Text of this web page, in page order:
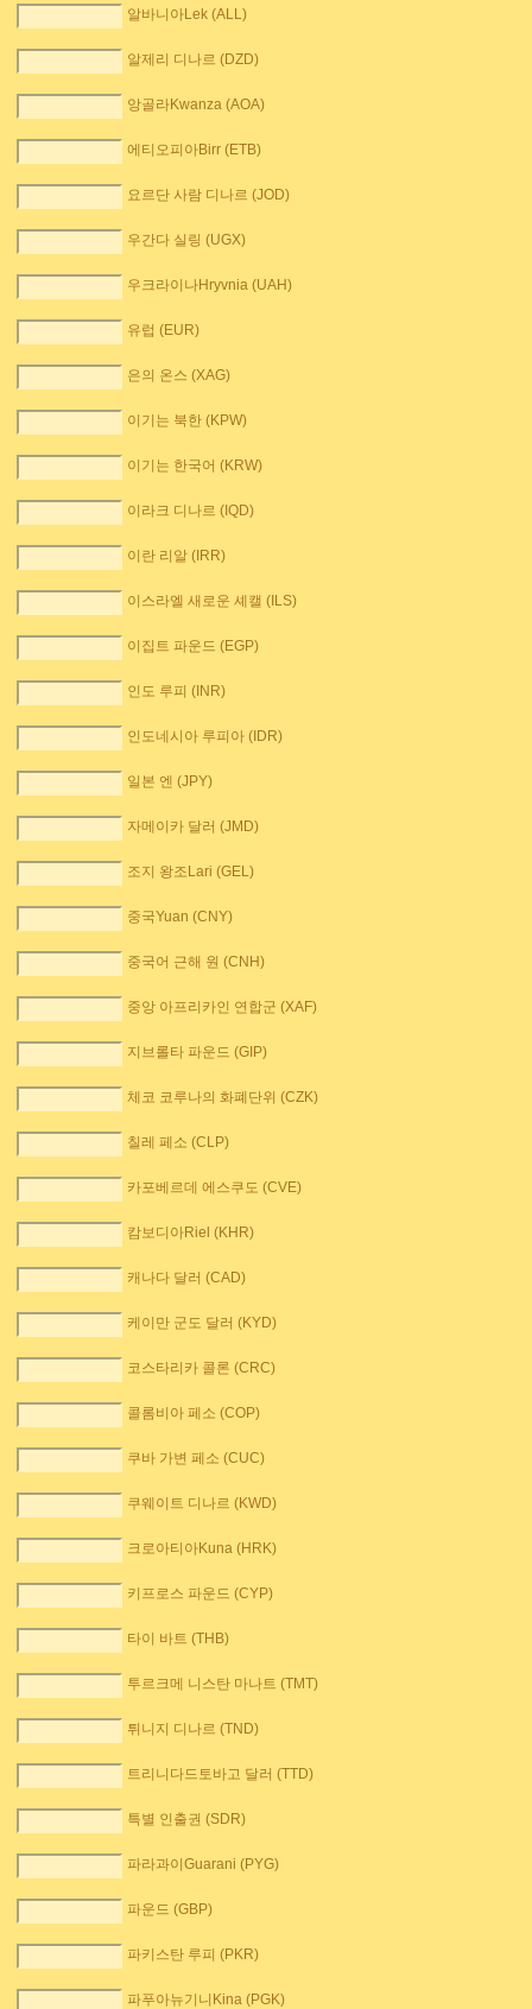
알바니아Lek (ALL)
알제리 디나르 (DZD)
앙골라Kwanza (AOA)
에티오피아Birr (ETB)
요르단 사람 디나르 (JOD)
우간다 실링 (UGX)
우크라이나Hryvnia (UAH)
유럽 (EUR)
은의 온스 (XAG)
이기는 북한 (KPW)
이기는 한국어 (KRW)
이라크 디나르 (IQD)
이란 리알 (IRR)
이스라엘 새로운 셰캘 (ILS)
이집트 파운드 (EGP)
인도 루피 (INR)
인도네시아 루피아 (IDR)
일본 엔 (JPY)
자메이카 달러 (JMD)
조지 왕조Lari (GEL)
중국Yuan (CNY)
중국어 근해 원 (CNH)
중앙 아프리카인 연합군 (XAF)
지브롤타 파운드 (GIP)
체코 코루나의 화폐단위 (CZK)
칠레 페소 (CLP)
카포베르데 에스쿠도 (CVE)
캄보디아Riel (KHR)
캐나다 달러 (CAD)
케이만 군도 달러 (KYD)
코스타리카 콜론 (CRC)
콜롬비아 페소 (COP)
쿠바 가변 페소 (CUC)
쿠웨이트 디나르 (KWD)
크로아티아Kuna (HRK)
키프로스 파운드 (CYP)
타이 바트 (THB)
투르크메 니스탄 마나트 (TMT)
튀니지 디나르 (TND)
트리니다드토바고 달러 (TTD)
특별 인출권 (SDR)
파라과이Guarani (PYG)
파운드 (GBP)
파키스탄 루피 (PKR)
파푸아뉴기니Kina (PGK)